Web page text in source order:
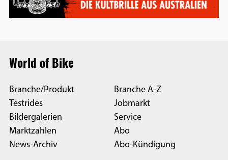
World of Bike
Branche/Produkt
Testrides
Bildergalerien
Marktzahlen
News-Archiv
Branche A-Z
Jobmarkt
Service
Abo
Abo-Kündigung